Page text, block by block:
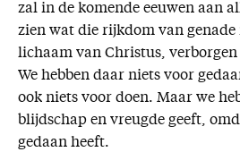
zal in de komende eeuwen aan
zien wat die rijkdom van
lichaam van Christus,
We hebben daar niets voor
ook niets voor doen. Maar we
blijdschap en vreugde geeft,
gedaan heeft.